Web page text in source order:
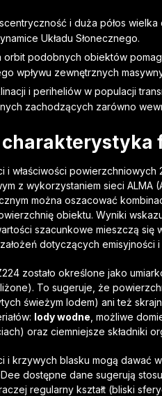
i duża półos wielka
Układu Słonecznego.
orbit podobnych obiektów
wpływu zewnętrznych
i periheliów w populacji
zachodzących zarówno
charakterystyka
i właściwości
z wykorzystaniem sieci ALMA
można oszacować
obiektu. Wyniki
szacunkowe mieszczą się
dotyczących emisyjności i
zostało określone jako
To sugeruje, że
świeżym lodem) ani też
lody wodne , możliwe
oraz ciemniejsze składniki
i krzywych blasku mogą dawać
dostępne dane sugerują
regularny kształt (bliski